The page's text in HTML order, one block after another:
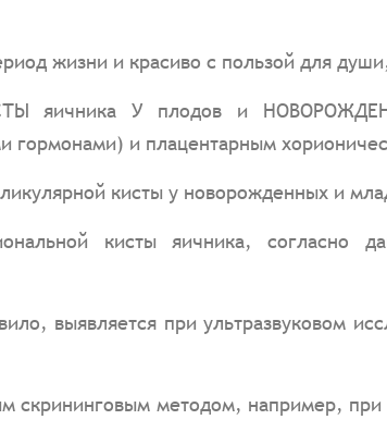
жизни и красиво с пользой для
яичника У плодов и
гормонами) и плацентарным
кисты у новорожденных и
кисты яичника,
выявляется при ультразвуковом
скрининговым методом, например,